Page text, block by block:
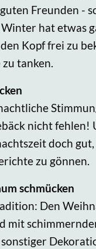
Freunden -
hat etwas
Kopf frei zu
tanken.
nicht fehlen!
doch
zu gönnen.
schmücken
Den
mit